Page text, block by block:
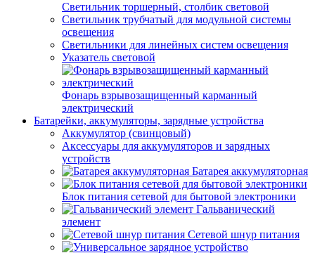
Светильник торшерный, столбик световой
Светильник трубчатый для модульной системы
освещения
Светильники для линейных систем освещения
Указатель световой
Фонарь взрывозащищенный карманный
электрический
Батарейки, аккумуляторы, зарядные устройства
Аккумулятор (свинцовый)
Аксессуары для аккумуляторов и зарядных
устройств
Батарея аккумуляторная
Блок питания сетевой для бытовой электроники
Гальванический
элемент
Сетевой шнур питания